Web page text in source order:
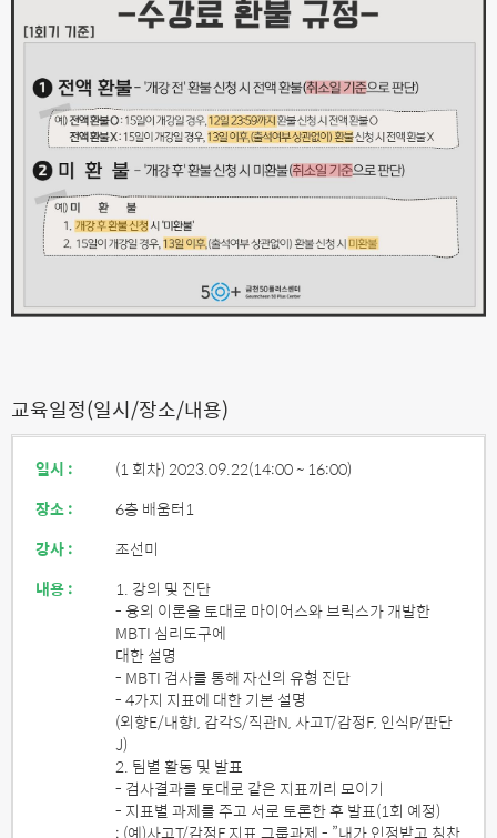
교육일정(일시/장소/내용)
일시 : (1 회차) 2023.09.22(14:00 ~ 16:00)
장소 :
6층 배움터1
강사 :
조선미
내용 :
1. 강의 및 진단
- 융의 이론을 토대로 마이어스와 브릭스가 개발한
MBTI 심리도구에
대한 설명
- MBTI 검사를 통해 자신의 유형 진단
- 4가지 지표에 대한 기본 설명
(외향E/내향I, 감각S/직관N, 사고T/감정F, 인식P/판단
J)
2. 팀별 활동 및 발표
- 검사결과를 토대로 같은 지표끼리 모이기
- 지표별 과제를 주고 서로 토론한 후 발표(1회 예정)
: (예)사고T/감정F 지표 그룹과제 - ”내가 인정받고 칭찬